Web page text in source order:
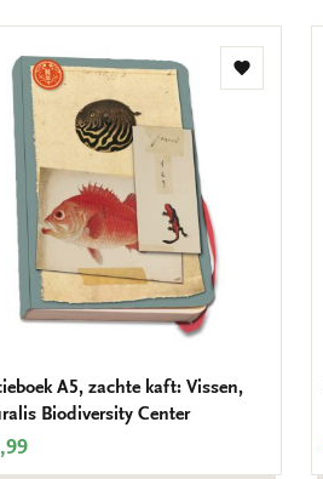
Toevoegen
A5, zachte kaft: Vissen,
Biodiversity Center